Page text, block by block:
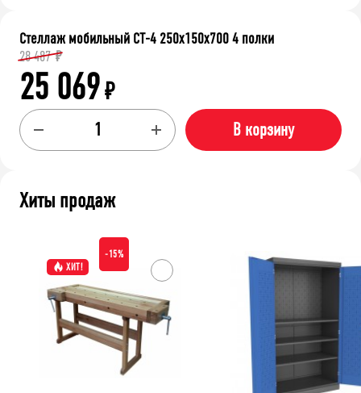
Стеллаж мобильный СТ-4 250x150x700 4 полки
28 487 ₽
25 069₽
В корзину
Хиты продаж
ХИТ!
-15%